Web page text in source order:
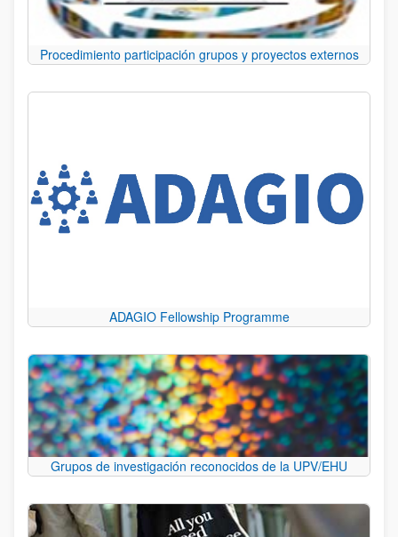
Procedimiento participación grupos y proyectos externos
ADAGIO Fellowship Programme
Grupos de investigación reconocidos de la UPV/EHU